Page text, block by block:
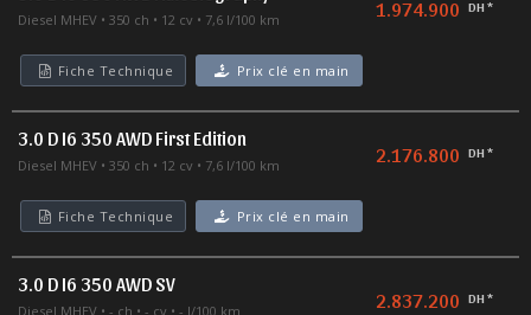
Diesel MHEV 350 ch 12 cv 7,6 l/100 km 1.974.900 DH *
Fiche Technique Prix clé en main
3.0 D I6 350 AWD First Edition
Diesel MHEV 350 ch 12 cv 7,6 l/100 km 2.176.800 DH *
Fiche Technique Prix clé en main
3.0 D I6 350 AWD SV
Diesel MHEV - ch - cv - l/100 km 2.837.200 DH *